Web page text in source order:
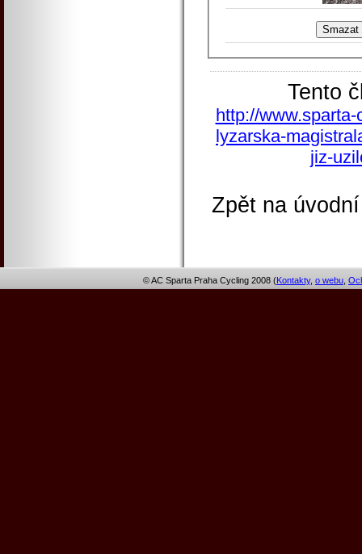
Tento
http://
lyzarska-
jiz-
Zpět na
© AC Sparta Praha Cycling 2008 (Kontakty, o webu